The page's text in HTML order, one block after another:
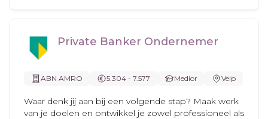
Private Banker Ondernemer
ABN AMRO 5.304 - 7.577 Medior Velp
Waar denk jij aan bij een volgende stap? Maak werk
van je doelen en ontwikkel je zowel professioneel als